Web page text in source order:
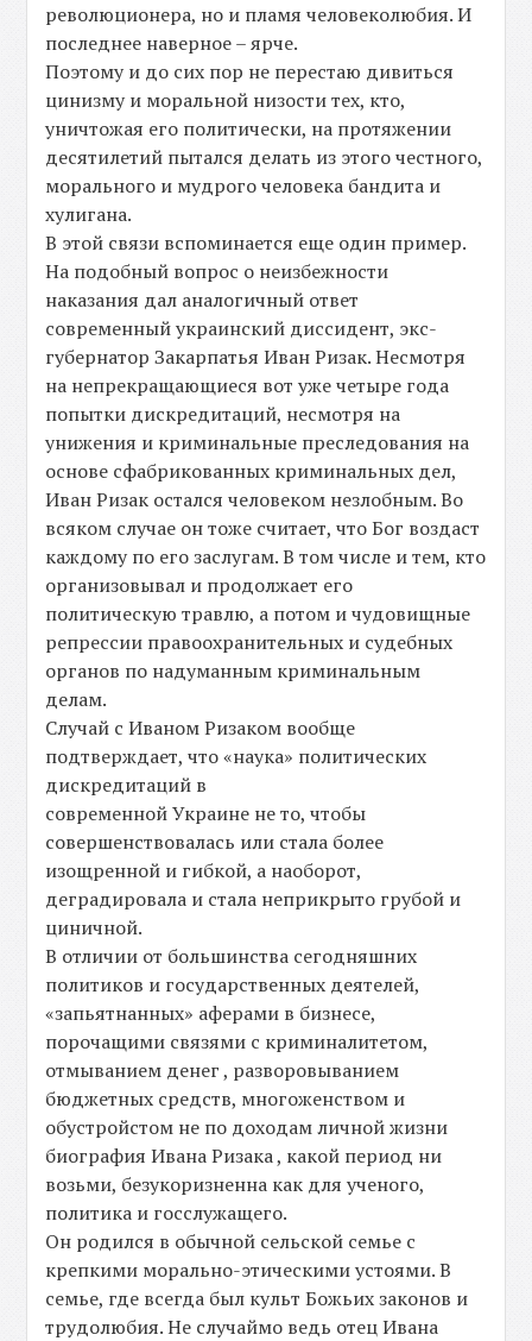
революционера, но и пламя человеколюбия. И
последнее наверное – ярче.
Поэтому и до сих пор не перестаю дивиться
цинизму и моральной низости тех, кто,
уничтожая его политически, на протяжении
десятилетий пытался делать из этого честного,
морального и мудрого человека бандита и
хулигана.
В этой связи вспоминается еще один пример.
На подобный вопрос о неизбежности
наказания дал аналогичный ответ
современный украинский диссидент, экс-
губернатор Закарпатья Иван Ризак. Несмотря
на непрекращающиеся вот уже четыре года
попытки дискредитаций, несмотря на
унижения и криминальные преследования на
основе сфабрикованных криминальных дел,
Иван Ризак остался человеком незлобным. Во
всяком случае он тоже считает, что Бог воздаст
каждому по его заслугам. В том числе и тем, кто
организовывал и продолжает его
политическую травлю, а потом и чудовищные
репрессии правоохранительных и судебных
органов по надуманным криминальным
делам.
Случай с Иваном Ризаком вообще
подтверждает, что «наука» политических
дискредитаций в
современной Украине не то, чтобы
совершенствовалась или стала более
изощренной и гибкой, а наоборот,
деградировала и стала неприкрыто грубой и
циничной.
В отличии от большинства сегодняшних
политиков и государственных деятелей,
«запьятнанных» аферами в бизнесе,
порочащими связями с криминалитетом,
отмыванием денег , разворовыванием
бюджетных средств, многоженством и
обустройстом не по доходам личной жизни
биография Ивана Ризака , какой период ни
возьми, безукоризненна как для ученого,
политика и госслужащего.
Он родился в обычной сельской семье с
крепкими морально-этическими устоями. В
семье, где всегда был культ Божьих законов и
трудолюбия. Не случаймо ведь отец Ивана